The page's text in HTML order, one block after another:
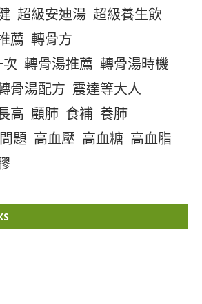
超級安迪湯 超級養生飲
薦 轉骨方
轉骨湯推薦 轉骨湯時機
骨湯配方 震達等大人
高 顧肺 食補 養肺
題 高血壓 高血糖 高血脂